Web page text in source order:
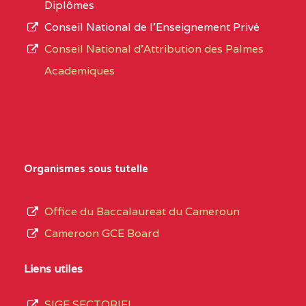
CENTRE
COLLEGE PRIVE
CENTRE
COLLEGE PRIVE LAIC
SAINT MICHEL
L’offre
d’éducation
de
du
Diplômes
Conseil National de l’Enseignement Privé
Conseil National d'Attribution des Palmes
Academiques
Organismes sous tutelle
Office du Baccalaureat du Cameroun
Cameroon GCE Board
Liens utiles